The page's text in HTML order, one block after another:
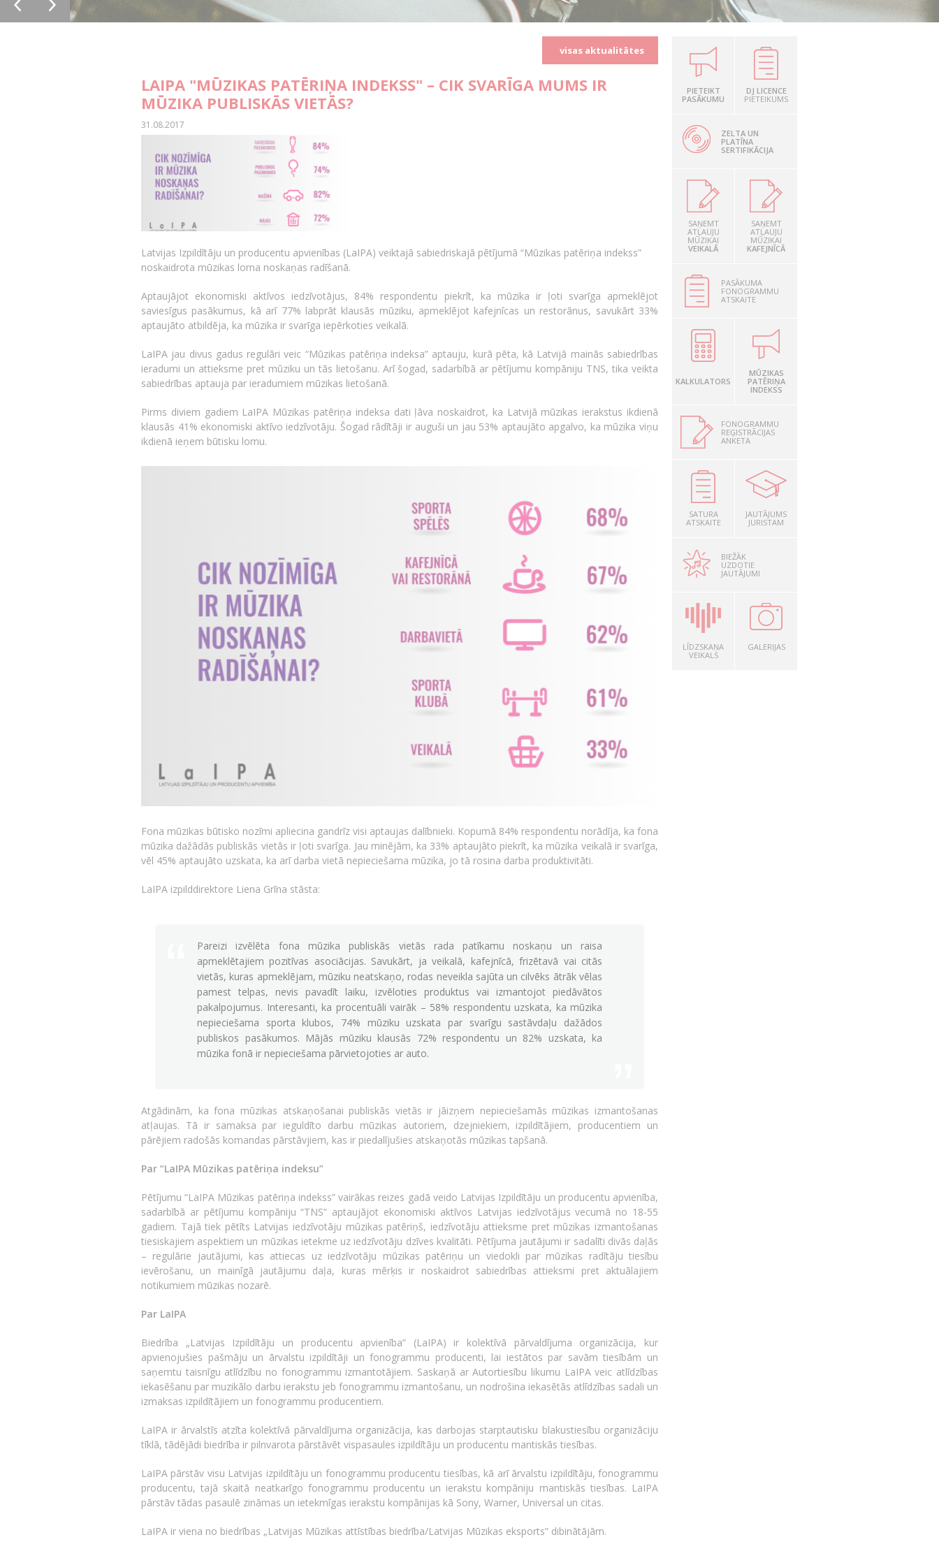
visas aktualitātes
LAIPA "MŪZIKAS PATĒRIŅA INDEKSS" – CIK SVARĪGA MUMS IR
MŪZIKA PUBLISKĀS VIETĀS?
31.08.2017
Latvijas Izpildītāju un producentu apvienības (LaIPA) veiktajā sabiedriskajā pētījumā “Mūzikas patēriņa indekss”
noskaidrota mūzikas loma noskaņas radīšanā.
Aptaujājot ekonomiski aktīvos iedzīvotājus, 84% respondentu piekrīt, ka mūzika ir ļoti svarīga apmeklējot
saviesīgus pasākumus, kā arī 77% labprāt klausās mūziku, apmeklējot kafejnīcas un restorānus, savukārt 33%
aptaujāto atbildēja, ka mūzika ir svarīga iepērkoties veikalā.
LaIPA jau divus gadus regulāri veic “Mūzikas patēriņa indeksa” aptauju, kurā pēta, kā Latvijā mainās sabiedrības
ieradumi un attieksme pret mūziku un tās lietošanu. Arī šogad, sadarbībā ar pētījumu kompāniju TNS, tika veikta
sabiedrības aptauja par ieradumiem mūzikas lietošanā.
Pirms diviem gadiem LaIPA Mūzikas patēriņa indeksa dati ļāva noskaidrot, ka Latvijā mūzikas ierakstus ikdienā
klausās 41% ekonomiski aktīvo iedzīvotāju. Šogad rādītāji ir auguši un jau 53% aptaujāto apgalvo, ka mūzika viņu
ikdienā ieņem būtisku lomu.
Fona mūzikas būtisko nozīmi apliecina gandrīz visi aptaujas dalībnieki. Kopumā 84% respondentu norādīja, ka fona
mūzika dažādās publiskās vietās ir ļoti svarīga. Jau minējām, ka 33% aptaujāto piekrīt, ka mūzika veikalā ir svarīga,
vēl 45% aptaujāto uzskata, ka arī darba vietā nepieciešama mūzika, jo tā rosina darba produktivitāti.
LaIPA izpilddirektore Liena Grīna stāsta:
Pareizi izvēlēta fona mūzika publiskās vietās rada patīkamu noskaņu un raisa
apmeklētajiem pozitīvas asociācijas. Savukārt, ja veikalā, kafejnīcā, frizētavā vai citās
vietās, kuras apmeklējam, mūziku neatskaņo, rodas neveikla sajūta un cilvēks ātrāk vēlas
pamest telpas, nevis pavadīt laiku, izvēloties produktus vai izmantojot piedāvātos
pakalpojumus. Interesanti, ka procentuāli vairāk – 58% respondentu uzskata, ka mūzika
nepieciešama sporta klubos, 74% mūziku uzskata par svarīgu sastāvdaļu dažādos
publiskos pasākumos. Mājās mūziku klausās 72% respondentu un 82% uzskata, ka
mūzika fonā ir nepieciešama pārvietojoties ar auto.
Atgādinām, ka fona mūzikas atskaņošanai publiskās vietās ir jāizņem nepieciešamās mūzikas izmantošanas
atļaujas. Tā ir samaksa par ieguldīto darbu mūzikas autoriem, dzejniekiem, izpildītājiem, producentiem un
pārējiem radošās komandas pārstāvjiem, kas ir piedalījušies atskaņotās mūzikas tapšanā.
Par “LaIPA Mūzikas patēriņa indeksu”
Pētījumu “LaIPA Mūzikas patēriņa indekss” vairākas reizes gadā veido Latvijas Izpildītāju un producentu apvienība,
sadarbībā ar pētījumu kompāniju “TNS” aptaujājot ekonomiski aktīvos Latvijas iedzīvotājus vecumā no 18-55
gadiem. Tajā tiek pētīts Latvijas iedzīvotāju mūzikas patēriņš, iedzīvotāju attieksme pret mūzikas izmantošanas
tiesiskajiem aspektiem un mūzikas ietekme uz iedzīvotāju dzīves kvalitāti. Pētījuma jautājumi ir sadalīti divās daļās
– regulārie jautājumi, kas attiecas uz iedzīvotāju mūzikas patēriņu un viedokli par mūzikas radītāju tiesību
ievērošanu, un mainīgā jautājumu daļa, kuras mērķis ir noskaidrot sabiedrības attieksmi pret aktuālajiem
notikumiem mūzikas nozarē.
Par LaIPA
Biedrība „Latvijas Izpildītāju un producentu apvienība” (LaIPA) ir kolektīvā pārvaldījuma organizācija, kur
apvienojušies pašmāju un ārvalstu izpildītāji un fonogrammu producenti, lai iestātos par savām tiesībām un
saņemtu taisnīgu atlīdzību no fonogrammu izmantotājiem. Saskaņā ar Autortiesību likumu LaIPA veic atlīdzības
iekasēšanu par muzikālo darbu ierakstu jeb fonogrammu izmantošanu, un nodrošina iekasētās atlīdzības sadali un
izmaksas izpildītājiem un fonogrammu producentiem.
LaIPA ir ārvalstīs atzīta kolektīvā pārvaldījuma organizācija, kas darbojas starptautisku blakustiesību organizāciju
tīklā, tādējādi biedrība ir pilnvarota pārstāvēt vispasaules izpildītāju un producentu mantiskās tiesības.
LaIPA pārstāv visu Latvijas izpildītāju un fonogrammu producentu tiesības, kā arī ārvalstu izpildītāju, fonogrammu
producentu, tajā skaitā neatkarīgo fonogrammu producentu un ierakstu kompāniju mantiskās tiesības. LaIPA
pārstāv tādas pasaulē zināmas un ietekmīgas ierakstu kompānijas kā Sony, Warner, Universal un citas.
LaIPA ir viena no biedrības „Latvijas Mūzikas attīstības biedrība/Latvijas Mūzikas eksports” dibinātājām.
PIETEIKT
PASĀKUMU
DJ LICENCE
PIETEIKUMS
ZELTA UN
PLATĪNA
SERTIFIKĀCIJA
SAŅEMT
ATĻAUJU
MŪZIKAI
VEIKALĀ
SAŅEMT
ATĻAUJU
MŪZIKAI
KAFEJNĪCĀ
PASĀKUMA
FONOGRAMMU
ATSKAITE
KALKULATORS
MŪZIKAS
PATĒRIŅA
INDEKSS
FONOGRAMMU
REĢISTRĀCIJAS
ANKETA
SATURA
ATSKAITE
JAUTĀJUMS
JURISTAM
BIEŽĀK
UZDOTIE
JAUTĀJUMI
LĪDZSKAŅA
VEIKALS
GALERIJAS